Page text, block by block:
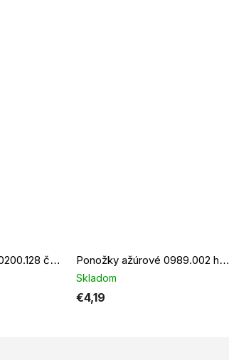
Ponožky Hot Stuff 0200.128 čierne
Ponožky ažúrové 0989.002 hnedé
Skladom
€4,19